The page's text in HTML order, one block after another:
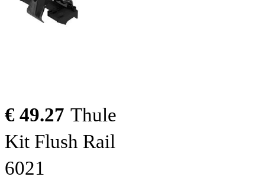
€ 49.27 Thule
Kit Flush Rail
6021